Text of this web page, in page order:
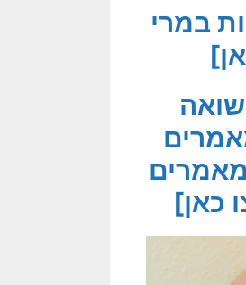
במרי
כאן]